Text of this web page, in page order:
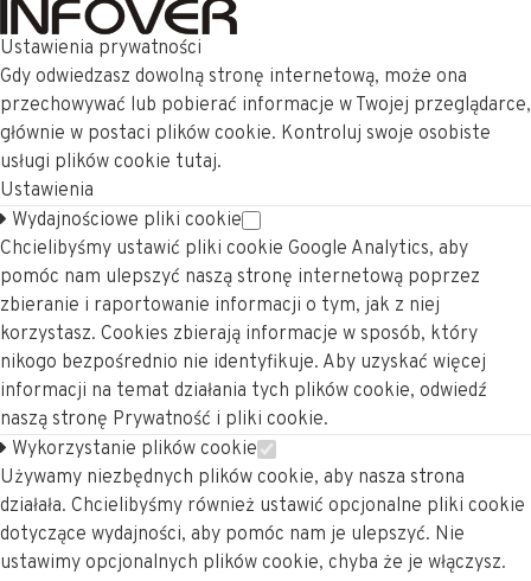
Ustawienia prywatności
Gdy odwiedzasz dowolną stronę internetową, może ona
przechowywać lub pobierać informacje w Twojej przeglądarce,
głównie w postaci plików cookie. Kontroluj swoje osobiste
usługi plików cookie tutaj.
Ustawienia
Wydajnościowe pliki cookie
Chcielibyśmy ustawić pliki cookie Google Analytics, aby
pomóc nam ulepszyć naszą stronę internetową poprzez
zbieranie i raportowanie informacji o tym, jak z niej
korzystasz. Cookies zbierają informacje w sposób, który
nikogo bezpośrednio nie identyfikuje. Aby uzyskać więcej
informacji na temat działania tych plików cookie, odwiedź
naszą stronę Prywatność i pliki cookie.
Wykorzystanie plików cookie
Używamy niezbędnych plików cookie, aby nasza strona
działała. Chcielibyśmy również ustawić opcjonalne pliki cookie
dotyczące wydajności, aby pomóc nam je ulepszyć. Nie
ustawimy opcjonalnych plików cookie, chyba że je włączysz.